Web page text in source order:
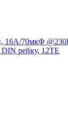
16A/70мкФ
рейку, 12TE